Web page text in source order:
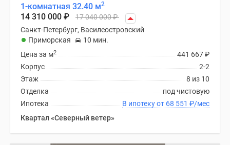
1-комнатная 32.40 м2
14 310 000 ₽ 17 040 000₽
Санкт-Петербург, Василеостровский
Приморская
10 мин.
441 667₽
Цена за м2
2-2
Корпус
8 из 10
Этаж
под чистовую
Отделка
В ипотеку от 68 551 ₽/мес
Ипотека
Квартал «Северный ветер»